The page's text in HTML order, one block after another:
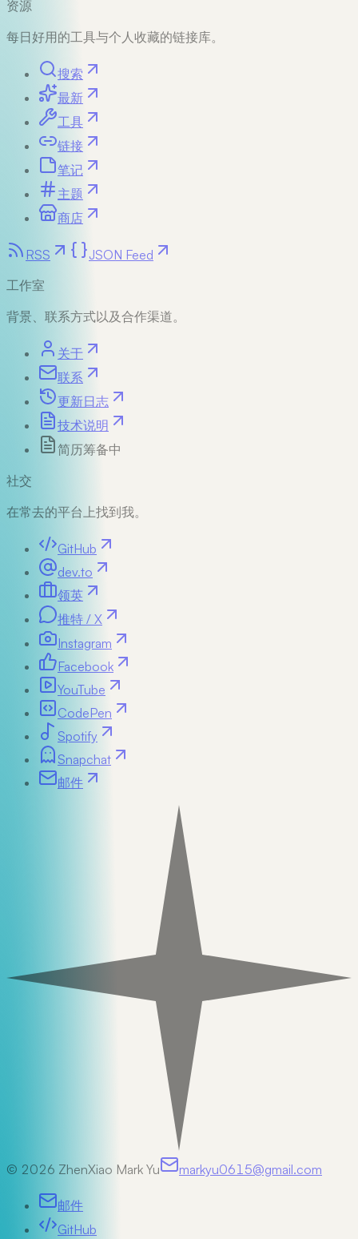
资源
每日好用的工具与个人收藏的链接库。
搜索
最新
工具
链接
笔记
主题
商店
RSS
JSON Feed
工作室
背景、联系方式以及合作渠道。
关于
联系
更新日志
技术说明
简历筹备中
社交
在常去的平台上找到我。
GitHub
dev.to
领英
推特 / X
Instagram
Facebook
YouTube
CodePen
Spotify
Snapchat
邮件
© 2026 ZhenXiao Mark Yu markyu0615@gmail.com
邮件
GitHub